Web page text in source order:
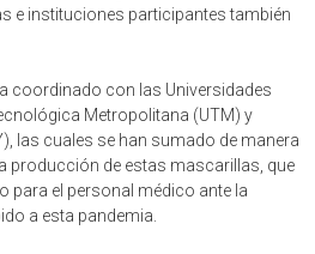
e instituciones participantes también
coordinado con las Universidades
Metropolitana (UTM) y
las cuales se han sumado de manera
producción de estas mascarillas, que
para el personal médico ante la
a esta pandemia.